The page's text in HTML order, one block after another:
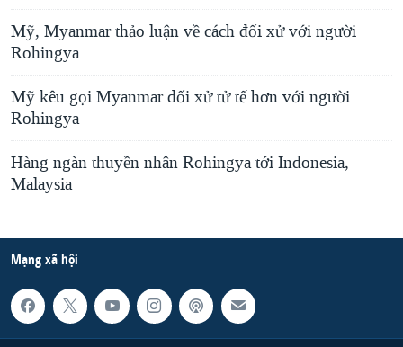
Mỹ, Myanmar thảo luận về cách đối xử với người
Rohingya
Mỹ kêu gọi Myanmar đối xử tử tế hơn với người
Rohingya
Hàng ngàn thuyền nhân Rohingya tới Indonesia,
Malaysia
Mạng xã hội